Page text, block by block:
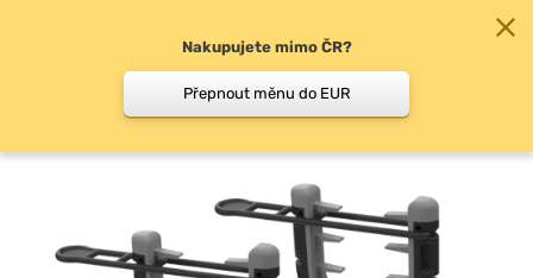
Držáky prutu
Nakupujete mimo ČR?
Přepnout měnu do EUR